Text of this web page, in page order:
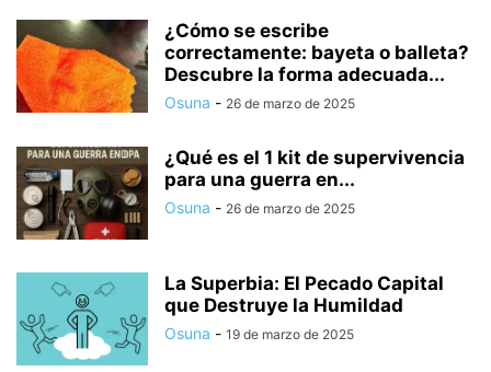
¿Cómo se escribe
correctamente: bayeta o balleta?
Descubre la forma adecuada...
Osuna - 26 de marzo de 2025
¿Qué es el 1 kit de supervivencia
para una guerra en...
Osuna - 26 de marzo de 2025
La Superbia: El Pecado Capital
que Destruye la Humildad
Osuna - 19 de marzo de 2025